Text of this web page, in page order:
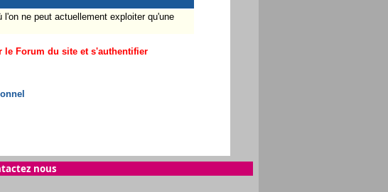
ne peut actuellement exploiter qu'une
le Forum du site et s'authentifier
nous